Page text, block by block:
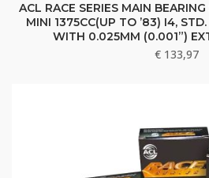
ACL RACE SERIES MAIN
MINI 1375CC(UP TO ’83) I4,
WITH 0.025MM (0.001”)
€ 133,97